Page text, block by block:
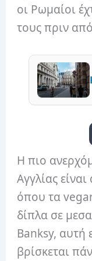
οι Ρωμαίοι
τους πριν
Η πιο
Αγγλίας
όπου τα
δίπλα σε
Banksy, αυτή
βρίσκεται